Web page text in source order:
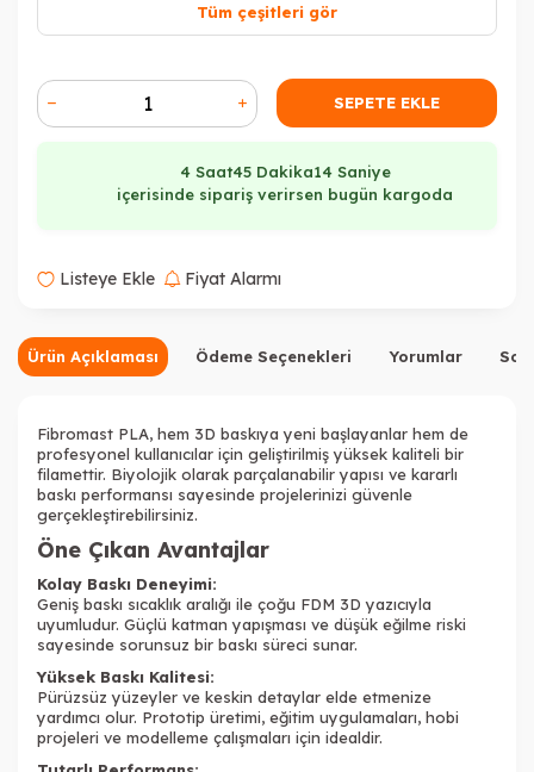
Tüm çeşitleri gör
SEPETE EKLE
4 Saat45 Dakika13 Saniye
içerisinde sipariş verirsen bugün kargoda
Listeye Ekle Fiyat Alarmı
Ürün Açıklaması Ödeme Seçenekleri Yorumlar
Fibromast PLA, hem 3D baskıya yeni başlayanlar hem de
profesyonel kullanıcılar için geliştirilmiş yüksek kaliteli bir
filamettir. Biyolojik olarak parçalanabilir yapısı ve kararlı
baskı performansı sayesinde projelerinizi güvenle
gerçekleştirebilirsiniz.
Öne Çıkan Avantajlar
Kolay Baskı Deneyimi:
Geniş baskı sıcaklık aralığı ile çoğu FDM 3D yazıcıyla
uyumludur. Güçlü katman yapışması ve düşük eğilme riski
sayesinde sorunsuz bir baskı süreci sunar.
Yüksek Baskı Kalitesi:
Pürüzsüz yüzeyler ve keskin detaylar elde etmenize
yardımcı olur. Prototip üretimi, eğitim uygulamaları, hobi
projeleri ve modelleme çalışmaları için idealdir.